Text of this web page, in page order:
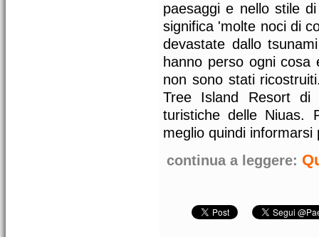
paesaggi e nello stile
significa 'molte noci di
devastate dallo
hanno perso ogni
non sono stati
Tree Island Resort di
turistiche delle Niuas.
meglio quindi
continua a leggere: